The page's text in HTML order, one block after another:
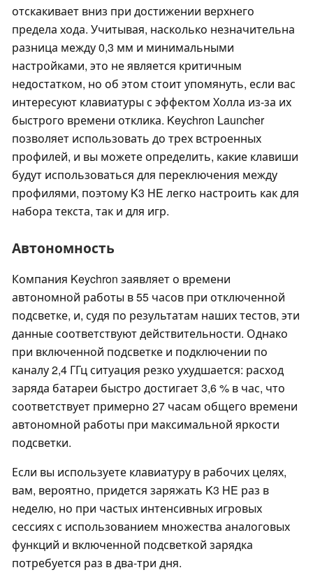
отскакивает вниз при достижении верхнего
предела хода. Учитывая, насколько незначительна
разница между 0,3 мм и минимальными
настройками, это не является критичным
недостатком, но об этом стоит упомянуть, если вас
интересуют клавиатуры с эффектом Холла из-за их
быстрого времени отклика. Keychron Launcher
позволяет использовать до трех встроенных
профилей, и вы можете определить, какие клавиши
будут использоваться для переключения между
профилями, поэтому K3 HE легко настроить как для
набора текста, так и для игр.
Автономность
Компания Keychron заявляет о времени
автономной работы в 55 часов при отключенной
подсветке, и, судя по результатам наших тестов, эти
данные соответствуют действительности. Однако
при включенной подсветке и подключении по
каналу 2,4 ГГц ситуация резко ухудшается: расход
заряда батареи быстро достигает 3,6 % в час, что
соответствует примерно 27 часам общего времени
автономной работы при максимальной яркости
подсветки.
Если вы используете клавиатуру в рабочих целях,
вам, вероятно, придется заряжать K3 HE раз в
неделю, но при частых интенсивных игровых
сессиях с использованием множества аналоговых
функций и включенной подсветкой зарядка
потребуется раз в два-три дня.